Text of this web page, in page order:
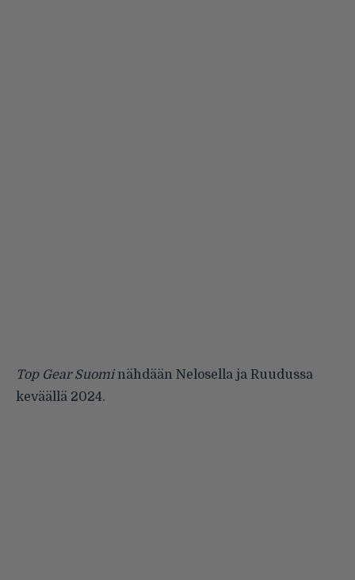
Top Gear Suominähdään Nelosella ja Ruudussa
keväällä 2024.